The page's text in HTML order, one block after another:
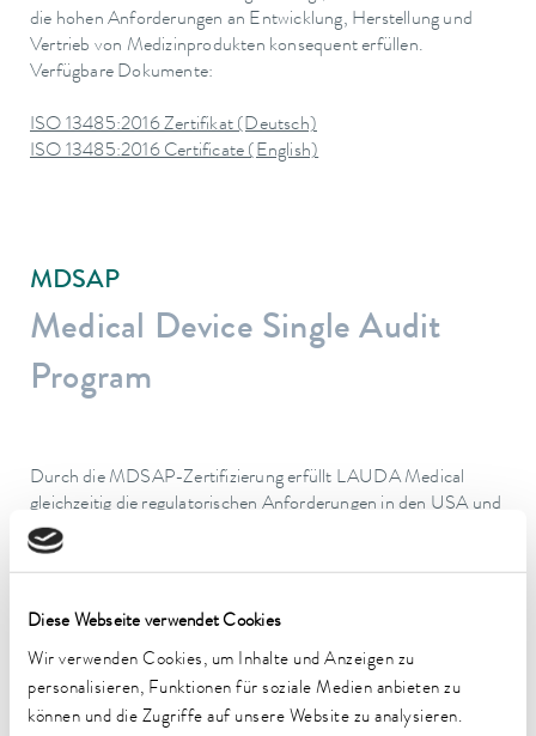
Diese Webseite verwendet Cookies
Wir verwenden Cookies, um Inhalte und Anzeigen zu
personalisieren, Funktionen für soziale Medien anbieten zu
können und die Zugriffe auf unsere Website zu analysieren.
die hohen Anforderungen an Entwicklung, Herstellung und
Vertrieb von Medizinprodukten konsequent erfüllen.
Verfügbare Dokumente:
ISO 13485:2016 Zertifikat (Deutsch)
ISO 13485:2016 Certificate (English)
MDSAP
Medical Device Single Audit
Program
Durch die MDSAP-Zertifizierung erfüllt LAUDA Medical
gleichzeitig die regulatorischen Anforderungen in den USA und
Kanada. Dies ermöglicht uns, Temperiergeräte für medizinische
Anwendungen weltweit zu vertreiben und unsere Kunden in
Verfügbare Dokumente:
MDSAP Zertifikat